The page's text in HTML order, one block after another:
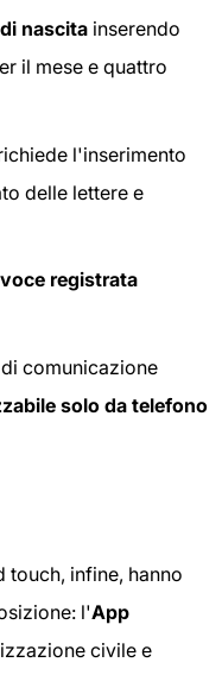
nascita inserendo
il mese e quattro
l'inserimento
delle lettere e
voce registrata
comunicazione
solo da telefono
touch, infine, hanno
l'App
civile e